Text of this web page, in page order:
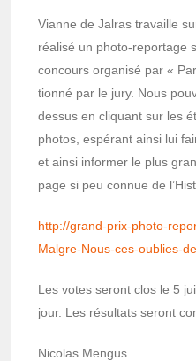
Vianne de Jalras travaille
réalisé un photo-repor­tage
concours orga­nisé par «
tionné par le jury. Nous
dessus en cliquant sur les
photos, espé­rant ainsi lui
et ainsi infor­mer le plus
page si peu connue de
http://grand-prix-photo-
Malgre-Nous-ces-oublies-
Les votes seront clos le 5
jour. Les résul­tats seront
Nico­las Mengus